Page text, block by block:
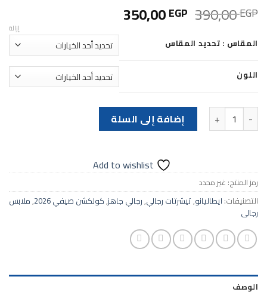
390,00EGP السعر
الأصلي
هو:
390,00 EGP.
350,00EGP
الحالي
هو:
350,00 EGP.
المقاس : تحديد المقاس
اللون
إزالة
كمية تيشرت بيزك توكيل ايطاليانو للمقاسات الخاصة خامة وسعر
إضافة إلى السلة
Add to wishlist
رمز المنتج: غير محدد
التصنيفات: ايطاليانو,تيشرتات رجالي,رجالي جاهز,كولكشن صيفي 2026 ,ملابس
رجالى
الوصف